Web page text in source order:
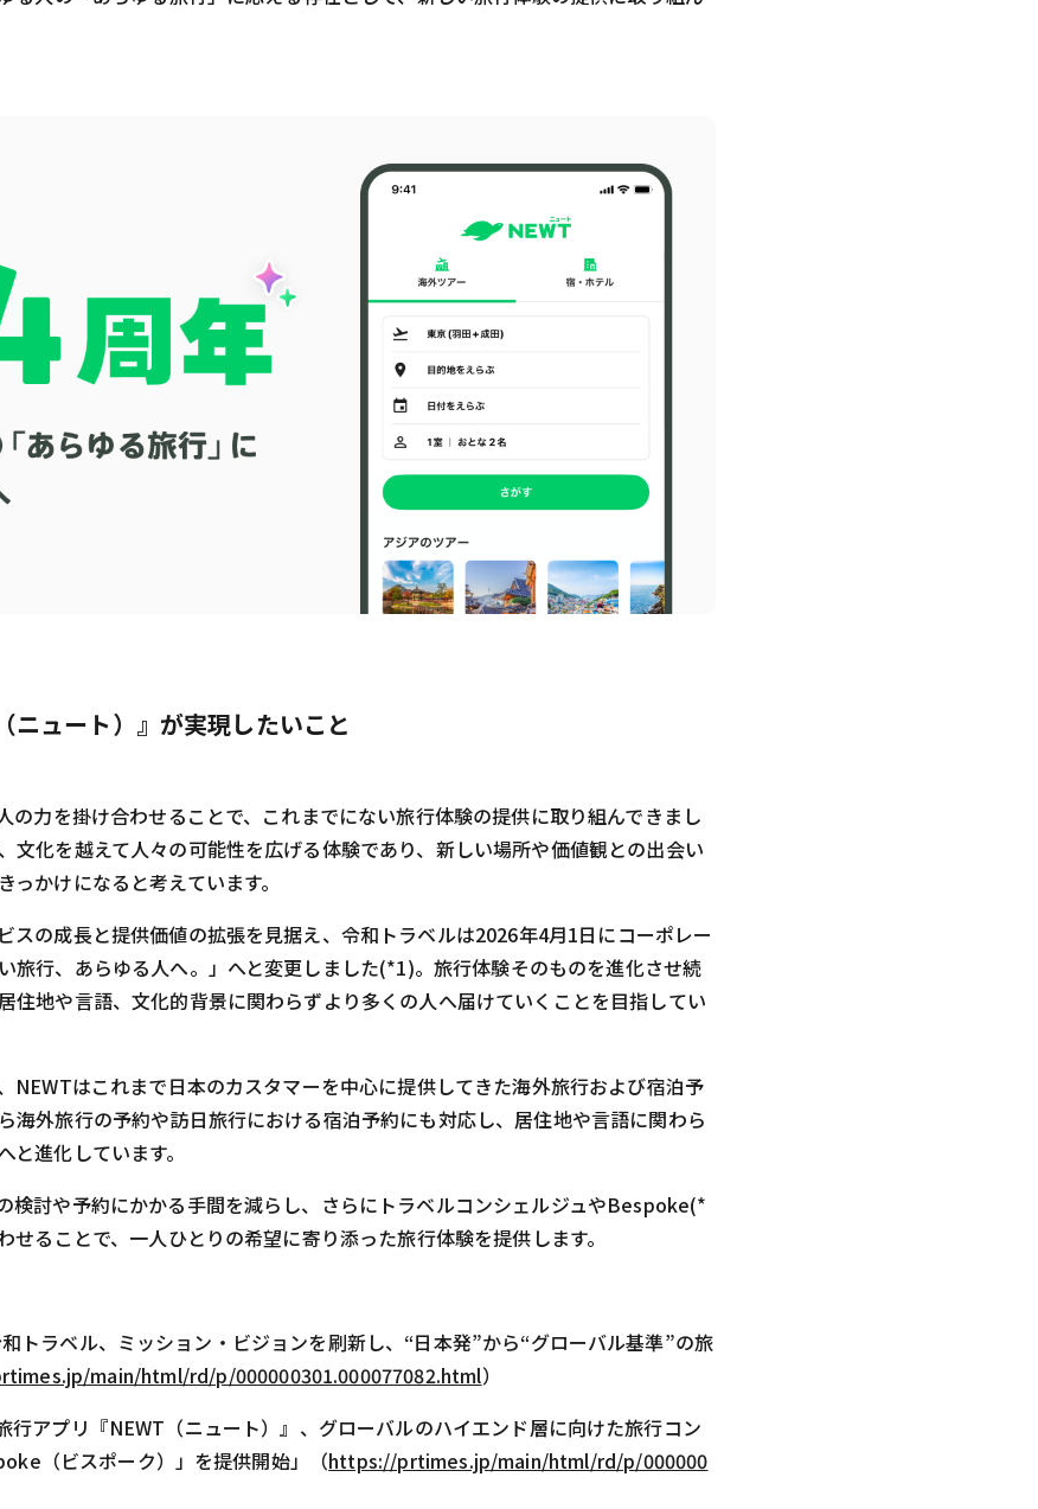
ニュート）』が実現したいこと
の力を掛け合わせることで、これまでにない旅行体験の提供に取り組んできまし
文化を越えて人々の可能性を広げる体験であり、新しい場所や価値観との出会い
かけになると考えています。
スの成長と提供価値の拡張を見据え、令和トラベルは2026年4月1日にコーポレー
旅行、あらゆる人へ。」へと変更しました(*1)。旅行体験そのものを進化させ続
住地や言語、文化的背景に関わらずより多くの人へ届けていくことを目指してい
NEWTはこれまで日本のカスタマーを中心に提供してきた海外旅行および宿泊予
海外旅行の予約や訪日旅行における宿泊予約にも対応し、居住地や言語に関わら
進化しています。
検討や予約にかかる手間を減らし、さらにトラベルコンシェルジュやBespoke(*
ることで、一人ひとりの希望に寄り添った旅行体験を提供します。
トラベル、ミッション・ビジョンを刷新し、“日本発”から“グローバル基準”の旅
main/html/rd/p/000000301.000077082.html）
行アプリ『NEWT（ニュート）』、グローバルのハイエンド層に向けた旅行コン
（ビスポーク）」を提供開始」（https://prtimes.jp/main/html/rd/p/000000